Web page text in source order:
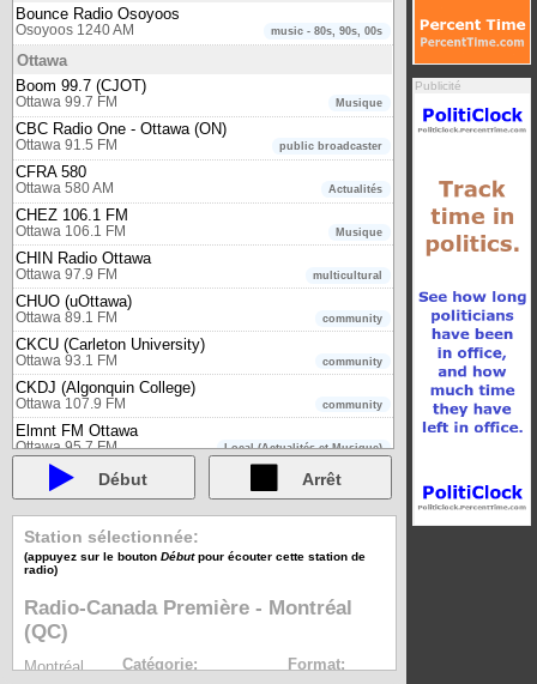
Publicité
Bounce Radio Osoyoos
music - 80s, 90s, 00s
Osoyoos 1240 AM
Ottawa
Boom 99.7 (CJOT)
Musique
Ottawa 99.7 FM
CBC Radio One - Ottawa (ON)
public broadcaster
Ottawa 91.5 FM
CFRA 580
Actualités
Ottawa 580 AM
CHEZ 106.1 FM
Musique
Ottawa 106.1 FM
CHIN Radio Ottawa
multicultural
Ottawa 97.9 FM
CHUO (uOttawa)
community
Ottawa 89.1 FM
CKCU (Carleton University)
community
Ottawa 93.1 FM
CKDJ (Algonquin College)
community
Ottawa 107.9 FM
Elmnt FM Ottawa
Local (Actualités et Musique)
Ottawa 95.7 FM
Hot 89.9 (CIHT)
Ottawa 89.9 FM
Jewel 98.5 (CJWL)
Ottawa 98.5 FM
Jump 106.9 (CKQB)
Ottawa 106.9 FM
Kiss FM (CISS)
Ottawa 105.3 FM
LiVE 88.5 (CILV)
music - alternative rock
Ottawa 88.5 FM
Début Arrêt
Station sélectionnée:
(appuyez sur le boutonDébutpour écouter cette station de
radio)
Radio-Canada Première - Montréal
(QC)
Montréal
Catégorie:
Format: